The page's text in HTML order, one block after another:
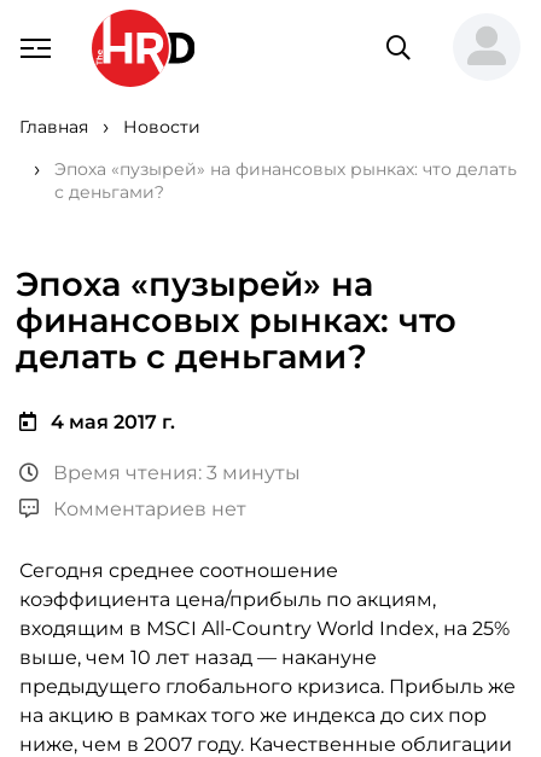
Главная
Новости
Эпоха «пузырей» на финансовых рынках: что делать
с деньгами?
Эпоха «пузырей» на
финансовых рынках: что
делать с деньгами?
4 мая 2017 г.
Время чтения: 3 минуты
Комментариев нет
Сегодня среднее соотношение
коэффициента цена/прибыль по акциям,
входящим в MSCI All-Country World Index, на 25%
выше, чем 10 лет назад — накануне
предыдущего глобального кризиса. Прибыль же
на акцию в рамках того же индекса до сих пор
ниже, чем в 2007 году. Качественные облигации